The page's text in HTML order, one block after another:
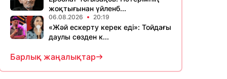
жоқтығынан үйленб...
06.08.2026 20:19
«Жәй ескерту керек еді»: Тойдағы
даулы сөзден к...
Барлық жаңалықтар